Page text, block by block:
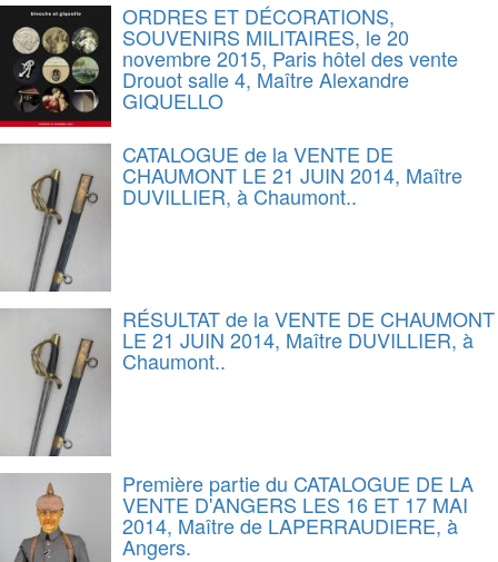
ORDRES ET DÉCORATIONS,
SOUVENIRS MILITAIRES, le 20
novembre 2015, Paris hôtel des vente
Drouot salle 4, Maître Alexandre
GIQUELLO
CATALOGUE de la VENTE DE
CHAUMONT LE 21 JUIN 2014, Maître
DUVILLIER, à Chaumont..
RÉSULTAT de la VENTE DE CHAUMONT
LE 21 JUIN 2014, Maître DUVILLIER, à
Chaumont..
Première partie du CATALOGUE DE LA
VENTE D'ANGERS LES 16 ET 17 MAI
2014, Maître de LAPERRAUDIERE, à
Angers.